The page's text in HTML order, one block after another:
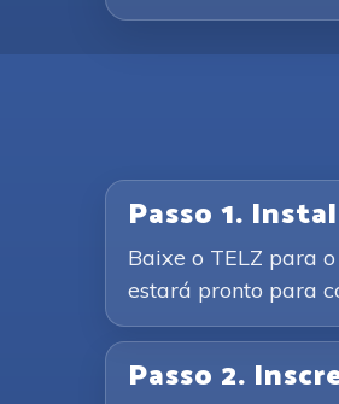
Passo 1.
Baixe o TELZ para
estará pronto para
Passo 2.